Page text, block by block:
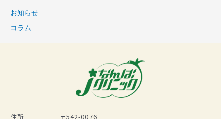
お知らせ
コラム
住所
〒542-0076